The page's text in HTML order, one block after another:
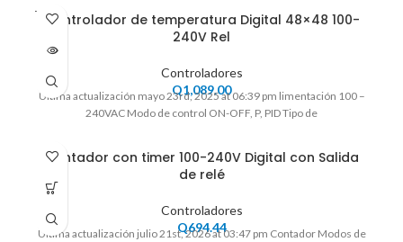
VENDI
DO
Controlador de temperatura Digital 48×48 100-
240V Rel
Controladores
Q1,089.00
Ultima actualización mayo 23rd, 2025 at 06:39 pm limentación 100 –
240VAC Modo de control ON-OFF, P, PID Tipo de
Contador con timer 100-240V Digital con Salida
de relé
Controladores
Q694.44
Ultima actualización julio 21st, 2026 at 03:47 pm Contador Modos de